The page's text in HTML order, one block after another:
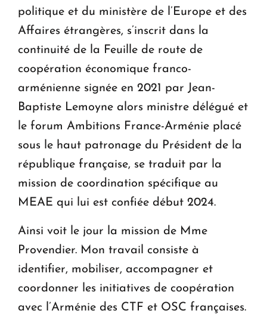
politique et du ministère de l’Europe et des
Affaires étrangères, s’inscrit dans la
continuité de la Feuille de route de
coopération économique franco-
arménienne signée en 2021 par Jean-
Baptiste Lemoyne alors ministre délégué et
le forum Ambitions France-Arménie placé
sous le haut patronage du Président de la
république française, se traduit par la
mission de coordination spécifique au
MEAE qui lui est confiée début 2024.
Ainsi voit le jour la mission de Mme
Provendier. Mon travail consiste à
identifier, mobiliser, accompagner et
coordonner les initiatives de coopération
avec l’Arménie des CTF et OSC françaises.